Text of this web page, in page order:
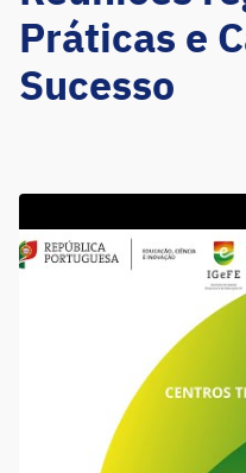
Práticas e
Sucesso